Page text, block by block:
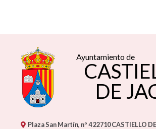
Ayuntamiento de
DE
Plaza San Martín, nº 422710CASTIELLO